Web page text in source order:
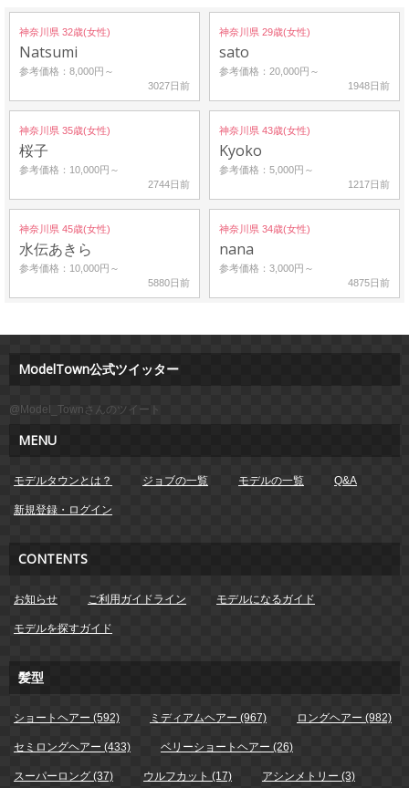
神奈川県 32歳(女性)
Natsumi
参考価格：8,000円～
3027日前
神奈川県 29歳(女性)
sato
参考価格：20,000円～
1948日前
神奈川県 35歳(女性)
桜子
参考価格：10,000円～
2744日前
神奈川県 43歳(女性)
Kyoko
参考価格：5,000円～
1217日前
神奈川県 45歳(女性)
水伝あきら
参考価格：10,000円～
5880日前
神奈川県 34歳(女性)
nana
参考価格：3,000円～
4875日前
ModelTown公式ツイッター
@Model_Townさんのツイート
MENU
モデルタウンとは？ ジョブの一覧 モデルの一覧 Q&A
新規登録・ログイン
CONTENTS
お知らせ ご利用ガイドライン モデルになるガイド
モデルを探すガイド
髪型
ショートヘアー (592) ミディアムヘアー (967) ロングヘアー (982)
セミロングヘアー (433) ベリーショートヘアー (26)
スーパーロング (37) ウルフカット (17) アシンメトリー (3)